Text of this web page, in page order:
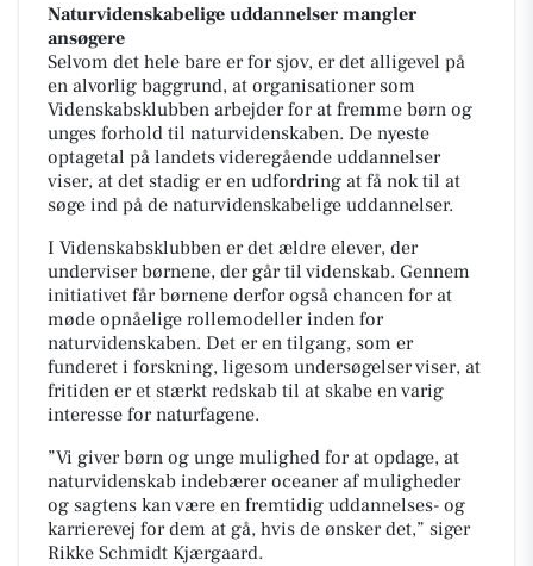
Naturvidenskabelige uddannelser mangler
ansøgere
Selvom det hele bare er for sjov, er det alligevel på
en alvorlig baggrund, at organisationer som
Videnskabsklubben arbejder for at fremme børn og
unges forhold til naturvidenskaben. De nyeste
optagetal på landets videregående uddannelser
viser, at det stadig er en udfordring at få nok til at
søge ind på de naturvidenskabelige uddannelser.
I Videnskabsklubben er det ældre elever, der
underviser børnene, der går til videnskab. Gennem
initiativet får børnene derfor også chancen for at
møde opnåelige rollemodeller inden for
naturvidenskaben. Det er en tilgang, som er
funderet i forskning, ligesom undersøgelser viser, at
fritiden er et stærkt redskab til at skabe en varig
interesse for naturfagene.
”Vi giver børn og unge mulighed for at opdage, at
naturvidenskab indebærer oceaner af muligheder
og sagtens kan være en fremtidig uddannelses- og
karrierevej for dem at gå, hvis de ønsker det,” siger
Rikke Schmidt Kjærgaard.